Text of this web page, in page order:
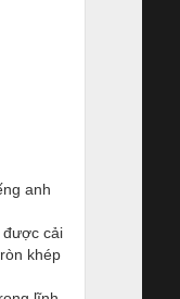
anh
được cải
khép